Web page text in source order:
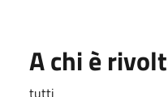
A chi è
tutti